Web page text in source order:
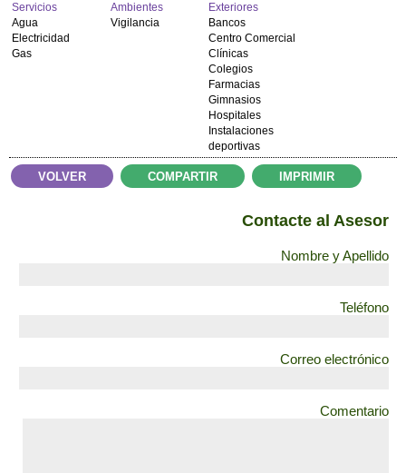
Servicios
Agua
Electricidad
Gas
Ambientes
Vigilancia
Exteriores
Bancos
Centro Comercial
Clínicas
Colegios
Farmacias
Gimnasios
Hospitales
Instalaciones
deportivas
VOLVER COMPARTIR IMPRIMIR
Contacte al Asesor
Nombre y Apellido
Teléfono
Correo electrónico
Comentario